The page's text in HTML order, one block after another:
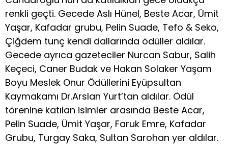
renkli geçti. Gecede Aslı Hünel, Beste Acar, Ümit
Yaşar, Kafadar grubu, Pelin Suade, Tefo & Seko,
Çiğdem tunç kendi dallarında ödüller aldılar.
Gecede ayrıca gazeteciler Nurcan Sabur, Salih
Keçeci, Caner Budak ve Hakan Solaker Yaşam
Boyu Meslek Onur Ödüllerini Eyüpsultan
Kaymakamı Dr.Arslan Yurt’tan aldılar. Ödül
törenine katılan isimler arasında Beste Acar,
Pelin Suade, Ümit Yaşar, Faruk Emre, Kafadar
Grubu, Turgay Saka, Sultan Sarohan yer aldılar.